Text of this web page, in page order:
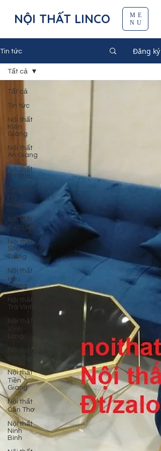
NỘI THẤT LINCO
ME
NU
Tin tức Đăng ký
Tất cả
Tin tức
Nội thất
Kiên
Giang
Nội thất
An Giang
Nội thất
Cà Mau
Nội thất
Đồng
Tháp
Nội thất
Bạc Liêu
Nội thất
Sóc
Trăng
Nội thất
Hậu
Giang
Nội thất
Trà Vinh
Nội thất
Vĩnh
Long
Nội thất
Bến Tre
Nội thất
Tiền
Giang
Nội thất
Cần Thơ
Nội thất
Ninh
Bình
Tất cả